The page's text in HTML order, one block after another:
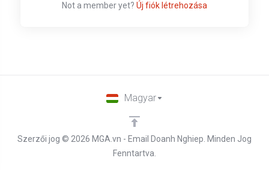
Not a member yet? Új fiók létrehozása
Szerzői jog © 2026 MGA.vn - Email Doanh Nghiep. Minden Jog
Fenntartva.
Magyar